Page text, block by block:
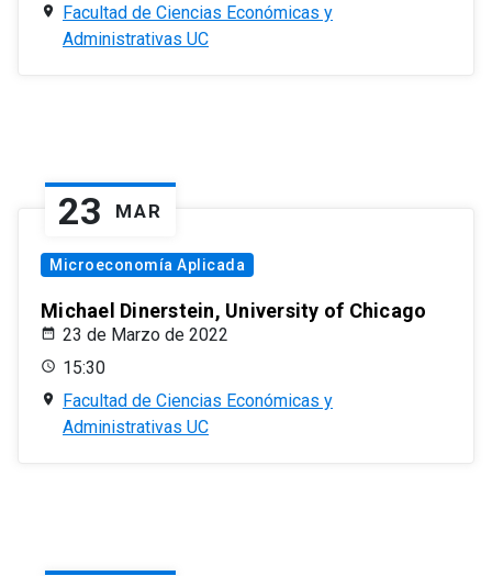
Facultad de Ciencias Económicas y
Administrativas UC
23 MAR
Microeconomía Aplicada
Michael Dinerstein, University of Chicago
23 de Marzo de 2022
15:30
Facultad de Ciencias Económicas y
Administrativas UC